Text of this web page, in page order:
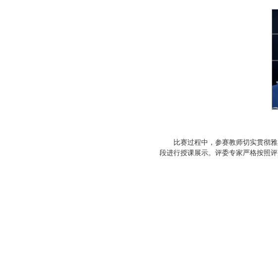
比赛过程中，参赛教师切实贯彻
段进行授课展示。评委专家严格按照